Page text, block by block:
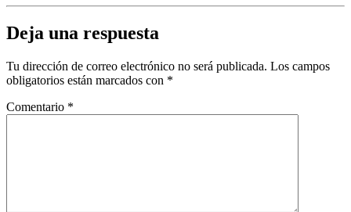
Deja una respuesta
Tu dirección de correo electrónico no será publicada. Los campos
obligatorios están marcados con *
Comentario *